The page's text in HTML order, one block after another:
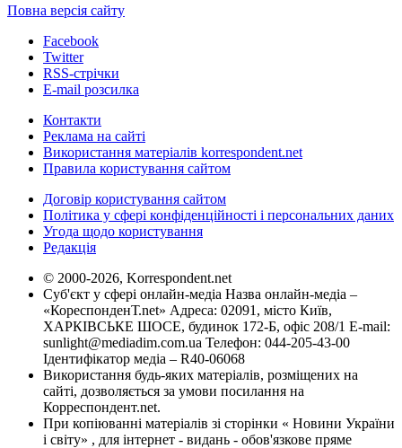
Повна версія сайту
Facebook
Twitter
RSS-стрічки
E-mail розсилка
Контакти
Реклама на сайті
Використання матеріалів korrespondent.net
Правила користування сайтом
Договір користування сайтом
Політика у сфері конфіденційності і персональних даних
Угода щодо користування
Редакція
© 2000-2026, Korrespondent.net
Суб'єкт у сфері онлайн-медіа Назва онлайн-медіа –
«КореспонденТ.net» Адреса: 02091, місто Київ,
ХАРКІВСЬКЕ ШОСЕ, будинок 172-Б, офіс 208/1 E-mail:
sunlight@mediadim.com.ua Телефон: 044-205-43-00
Ідентифікатор медіа – R40-06068
Використання будь-яких матеріалів, розміщених на
сайті, дозволяється за умови посилання на
Корреспондент.net.
При копіюванні матеріалів зі сторінки « Новини України
і світу» , для інтернет - видань - обов'язкове пряме